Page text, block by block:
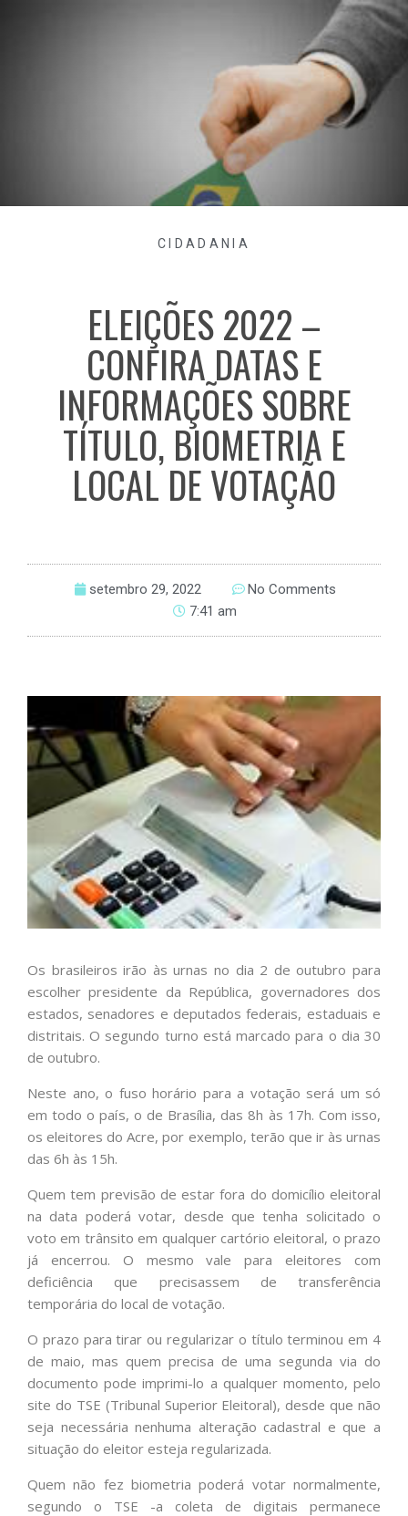
CIDADANIA
ELEIÇÕES 2022 –
CONFIRA DATAS E
INFORMAÇÕES SOBRE
TÍTULO, BIOMETRIA E
LOCAL DE VOTAÇÃO
setembro 29, 2022
No Comments
7:41 am
Os brasileiros irão às urnas no dia 2 de outubro para
escolher presidente da República, governadores dos
estados, senadores e deputados federais, estaduais e
distritais. O segundo turno está marcado para o dia 30
de outubro.
Neste ano, o fuso horário para a votação será um só
em todo o país, o de Brasília, das 8h às 17h. Com isso,
os eleitores do Acre, por exemplo, terão que ir às urnas
das 6h às 15h.
Quem tem previsão de estar fora do domicílio eleitoral
na data poderá votar, desde que tenha solicitado o
voto em trânsito em qualquer cartório eleitoral, o prazo
já encerrou. O mesmo vale para eleitores com
deficiência que precisassem de transferência
temporária do local de votação.
O prazo para tirar ou regularizar o título terminou em 4
de maio, mas quem precisa de uma segunda via do
documento pode imprimi-lo a qualquer momento, pelo
site do TSE (Tribunal Superior Eleitoral), desde que não
seja necessária nenhuma alteração cadastral e que a
situação do eleitor esteja regularizada.
Quem não fez biometria poderá votar normalmente,
segundo o TSE -a coleta de digitais permanece